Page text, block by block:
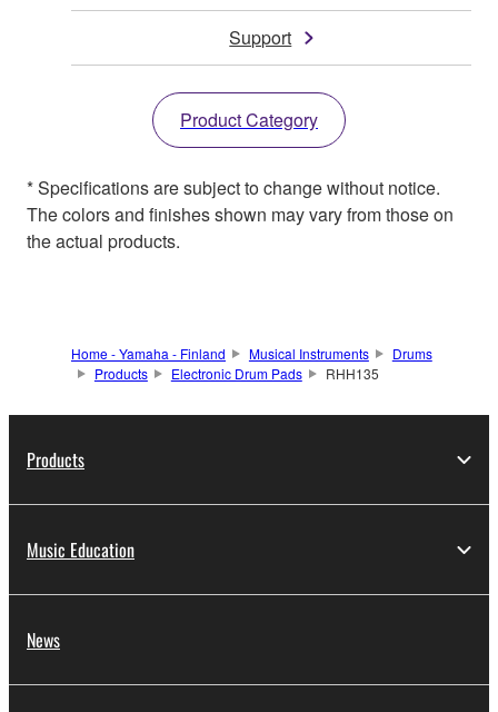
Support
Product Category
* Specifications are subject to change without notice.
The colors and finishes shown may vary from those on
the actual products.
Home - Yamaha - Finland Musical Instruments
Drums
Products
Electronic Drum Pads RHH135
Products
Music Education
News